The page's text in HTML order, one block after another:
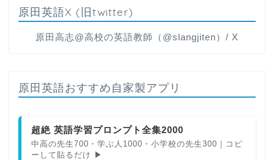
原田英語X (旧twitter)
原田高志@高校の英語教師（@slangjiten）/ X
原田英語おすすめ自家製アプリ
超絶 英語学習プロンプト全集2000
中高の先生700・学ぶ人1000・小学校の先生300｜コピ
ーして貼るだけ ▶